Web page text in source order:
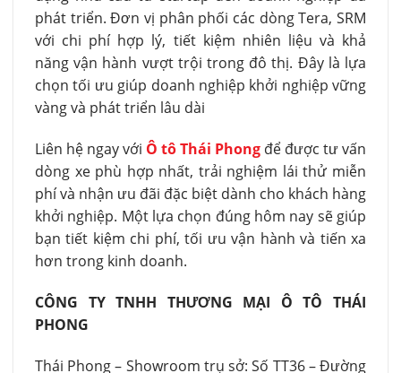
phát triển. Đơn vị phân phối các dòng Tera, SRM
với chi phí hợp lý, tiết kiệm nhiên liệu và khả
năng vận hành vượt trội trong đô thị. Đây là lựa
chọn tối ưu giúp doanh nghiệp khởi nghiệp vững
vàng và phát triển lâu dài
Liên hệ ngay với Ô tô Thái Phong để được tư vấn
dòng xe phù hợp nhất, trải nghiệm lái thử miễn
phí và nhận ưu đãi đặc biệt dành cho khách hàng
khởi nghiệp. Một lựa chọn đúng hôm nay sẽ giúp
bạn tiết kiệm chi phí, tối ưu vận hành và tiến xa
hơn trong kinh doanh.
CÔNG TY TNHH THƯƠNG MẠI Ô TÔ THÁI
PHONG
Thái Phong – Showroom trụ sở: Số TT36 – Đường